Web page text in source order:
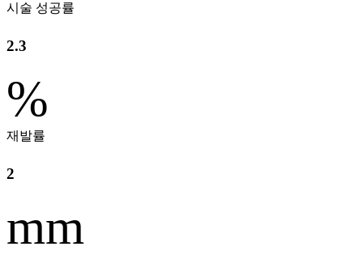
시술 성공률
2.3
%
재발률
2
mm